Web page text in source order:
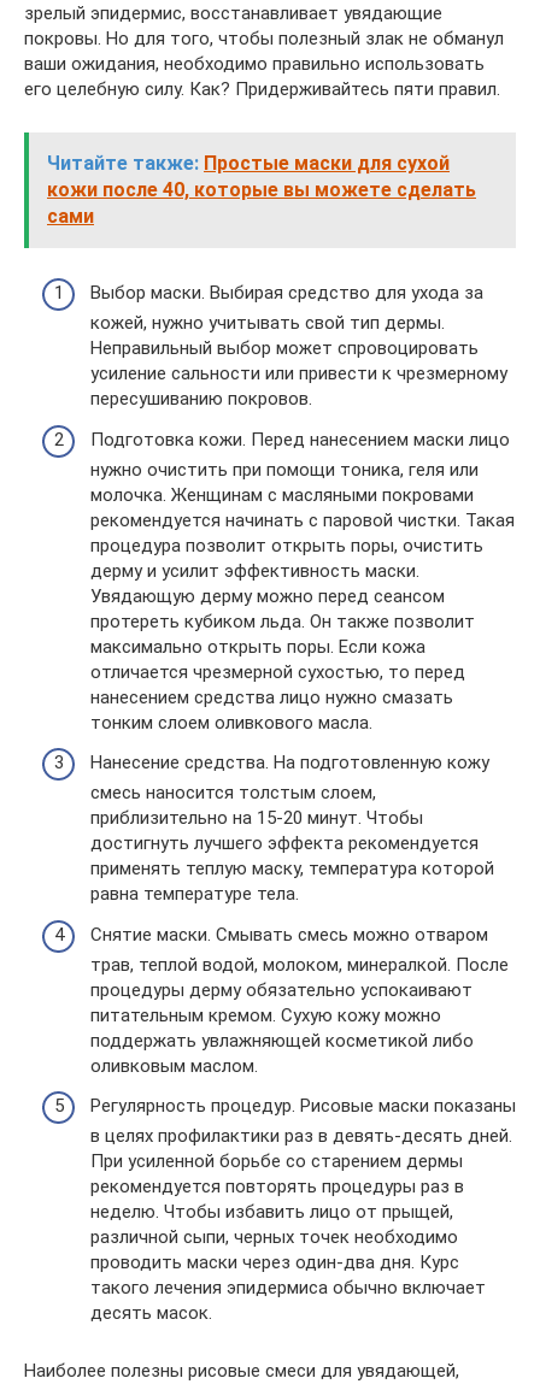
зрелый эпидермис, восстанавливает увядающие
покровы. Но для того, чтобы полезный злак не обманул
ваши ожидания, необходимо правильно использовать
его целебную силу. Как? Придерживайтесь пяти правил.
Читайте также: Простые маски для сухой
кожи после 40, которые вы можете сделать
сами
Выбор маски. Выбирая средство для ухода за
кожей, нужно учитывать свой тип дермы.
Неправильный выбор может спровоцировать
усиление сальности или привести к чрезмерному
пересушиванию покровов.
Подготовка кожи. Перед нанесением маски лицо
нужно очистить при помощи тоника, геля или
молочка. Женщинам с масляными покровами
рекомендуется начинать с паровой чистки. Такая
процедура позволит открыть поры, очистить
дерму и усилит эффективность маски.
Увядающую дерму можно перед сеансом
протереть кубиком льда. Он также позволит
максимально открыть поры. Если кожа
отличается чрезмерной сухостью, то перед
нанесением средства лицо нужно смазать
тонким слоем оливкового масла.
Нанесение средства. На подготовленную кожу
смесь наносится толстым слоем,
приблизительно на 15-20 минут. Чтобы
достигнуть лучшего эффекта рекомендуется
применять теплую маску, температура которой
равна температуре тела.
Снятие маски. Смывать смесь можно отваром
трав, теплой водой, молоком, минералкой. После
процедуры дерму обязательно успокаивают
питательным кремом. Сухую кожу можно
поддержать увлажняющей косметикой либо
оливковым маслом.
Регулярность процедур. Рисовые маски показаны
в целях профилактики раз в девять-десять дней.
При усиленной борьбе со старением дермы
рекомендуется повторять процедуры раз в
неделю. Чтобы избавить лицо от прыщей,
различной сыпи, черных точек необходимо
проводить маски через один-два дня. Курс
такого лечения эпидермиса обычно включает
десять масок.
Наиболее полезны рисовые смеси для увядающей,